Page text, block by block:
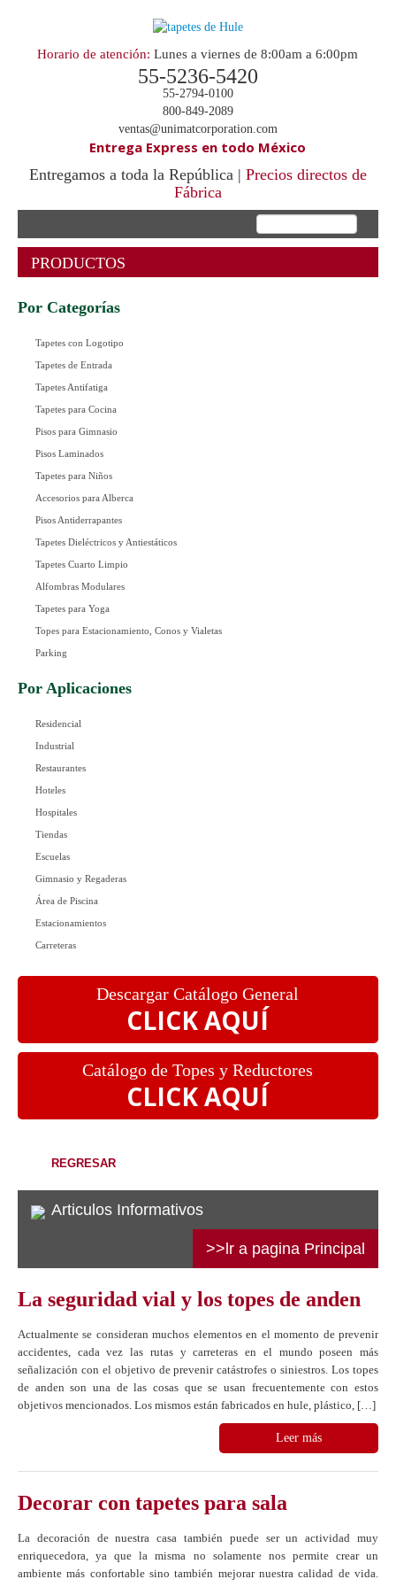
Horario de atención: Lunes a viernes de 8:00am a 6:00pm
55-5236-5420
55-2794-0100
800-849-2089
ventas@unimatcorporation.com
Entrega Express en todo México
Entregamos a toda la República | Precios directos de
Fábrica
PRODUCTOS
Por Categorías
Tapetes con Logotipo
Tapetes de Entrada
Tapetes Antifatiga
Tapetes para Cocina
Pisos para Gimnasio
Pisos Laminados
Tapetes para Niños
Accesorios para Alberca
Pisos Antiderrapantes
Tapetes Dieléctricos y Antiestáticos
Tapetes Cuarto Limpio
Alfombras Modulares
Tapetes para Yoga
Topes para Estacionamiento, Conos y Vialetas
Parking
Por Aplicaciones
Residencial
Industrial
Restaurantes
Hoteles
Hospitales
Tiendas
Escuelas
Gimnasio y Regaderas
Área de Piscina
Estacionamientos
Carreteras
Descargar Catálogo General
CLICK AQUÍ
Catálogo de Topes y Reductores
CLICK AQUÍ
REGRESAR
Articulos Informativos
>>lr a pagina Principal
La seguridad vial y los topes de anden
Actualmente se consideran muchos elementos en el momento de prevenir
accidentes, cada vez las rutas y carreteras en el mundo poseen más
señalización con el objetivo de prevenir catástrofes o siniestros. Los topes
de anden son una de las cosas que se usan frecuentemente con estos
objetivos mencionados. Los mismos están fabricados en hule, plástico, […]
Leer más
Decorar con tapetes para sala
La decoración de nuestra casa también puede ser un actividad muy
enriquecedora, ya que la misma no solamente nos permite crear un
ambiente más confortable sino también mejorar nuestra calidad de vida.